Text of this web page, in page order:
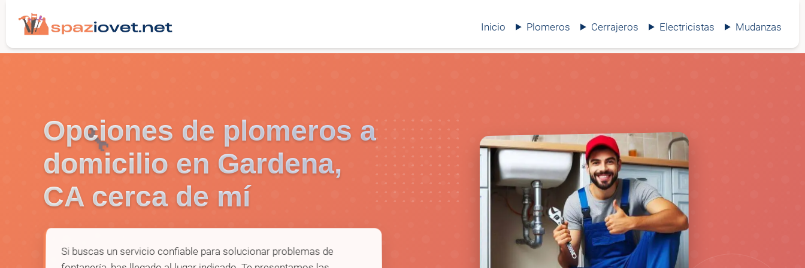
Inicio Plomeros Cerrajeros Electricistas Mudanzas
🔧
🚰
Opciones de plomeros a
domicilio en Gardena,
CA cerca de mí
Si buscas un servicio confiable para solucionar problemas de